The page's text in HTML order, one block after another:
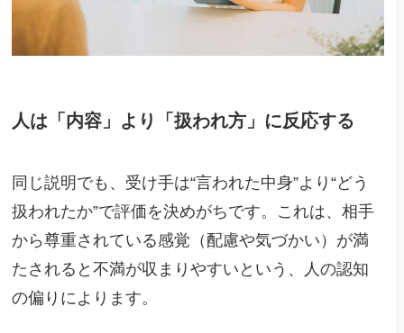
人は「内容」より「扱われ方」に反応する
同じ説明でも、受け手は“言われた中身”より“どう
扱われたか”で評価を決めがちです。これは、相手
から尊重されている感覚（配慮や気づかい）が満
たされると不満が収まりやすいという、人の認知
の偏りによります。